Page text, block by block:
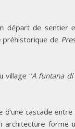
départ de sentier
préhistorique de
village “A funtana di
cascade entre
architecture forme